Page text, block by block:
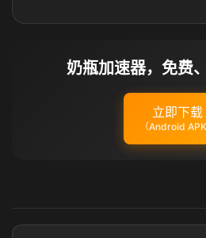
奶瓶加速器，免费
立即下载
（Android APK